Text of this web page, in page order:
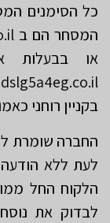
כל הסימנים
בקניין רוחני
החברה שומרת
לעת ללא הודעה
הלקוח החל
לבדוק את